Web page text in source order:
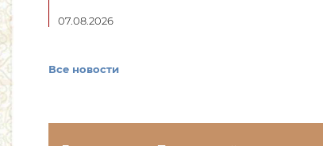
07.08.2026
Все новости